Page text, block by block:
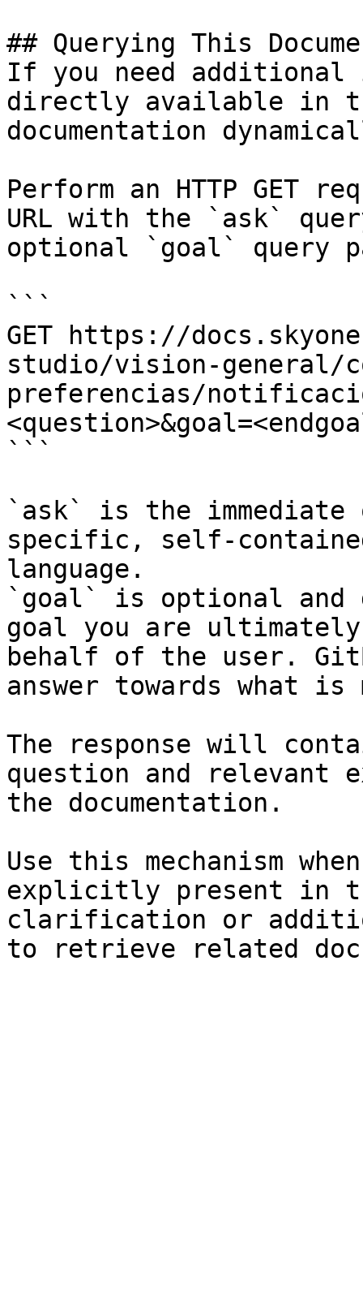
## Querying This
If you need
directly available in
documentation
Perform an HTTP GET
URL with the `ask`
optional `goal` query
```
GET https://
studio/vision-general/
preferencias/
```
`ask` is the
specific, self-
language.
`goal` is optional and
goal you are
behalf of the user.
answer towards what
The response will
question and relevant
the documentation.
Use this mechanism
explicitly present in
clarification or